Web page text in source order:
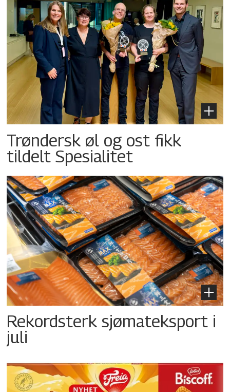
Trøndersk øl og ost fikk
tildelt Spesialitet
Rekordsterk sjømateksport i
juli